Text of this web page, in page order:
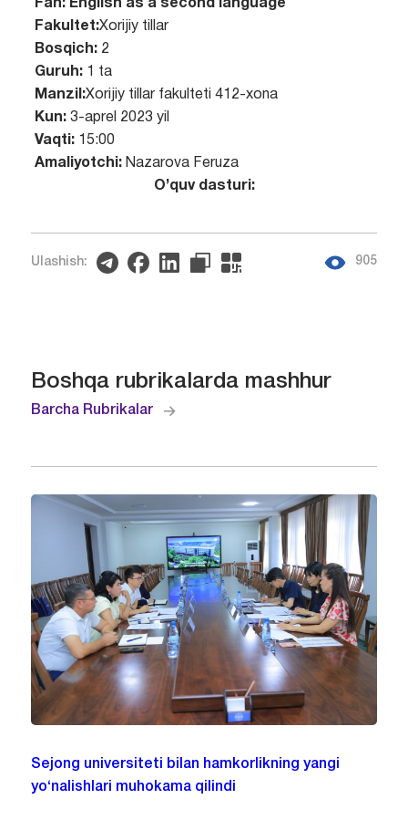
Fan: English as a second language
Fakultet:Xorijiy tillar
Bosqich: 2
Guruh:1 ta
Manzil:Xorijiy tillar fakulteti 412-xona
Kun: 3-aprel 2023 yil
Vaqti:15:00
Amaliyotchi: Nazarova Feruza
O’quv dasturi:
Ulashish: 905
Boshqa rubrikalarda mashhur
Barcha Rubrikalar
Sejong universiteti bilan hamkorlikning yangi
yo‘nalishlari muhokama qilindi